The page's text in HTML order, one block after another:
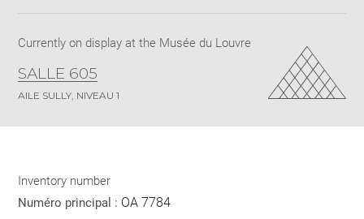
Currently on display at the Musée du Louvre
SALLE 605
AILE SULLY, NIVEAU 1
Inventory number
Numéro principal : OA 7784